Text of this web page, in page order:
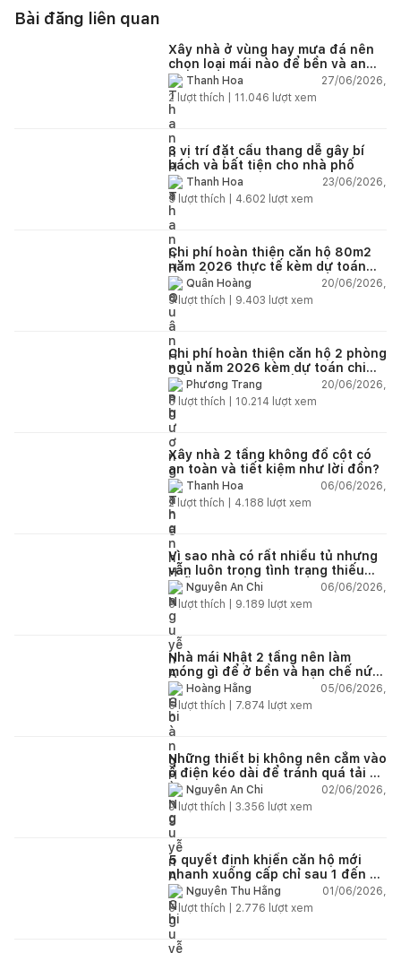
Bài đăng liên quan
Xây nhà ở vùng hay mưa đá nên
chọn loại mái nào để bền và an
toàn?Thanh Hoa
27/06/2026,
2 lượt thích | 11.046 lượt xem
3 vị trí đặt cầu thang dễ gây bí
bách và bất tiện cho nhà phố
Thanh Hoa
23/06/2026,
5 lượt thích | 4.602 lượt xem
Chi phí hoàn thiện căn hộ 80m2
năm 2026 thực tế kèm dự toán
chi tiết từng hạng mục
Quân Hoàng
20/06/2026,
9lượt thích | 9.403 lượt xem
Chi phí hoàn thiện căn hộ 2 phòng
ngủ năm 2026 kèm dự toán chi
tiết và ví dụ thực tế
Phương Trang
20/06/2026,
5 lượt thích | 10.214 lượt xem
Xây nhà 2 tầng không đổ cột có
an toàn và tiết kiệm như lời đồn?
Thanh Hoa
06/06/2026,
2lượt thích | 4.188 lượt xem
Vì sao nhà có rất nhiều tủ nhưng
vẫn luôn trong tình trạng thiếu
chỗ chứa đồ?
Nguyễn An Chi
06/06/2026,
5lượt thích | 9.189 lượt xem
Nhà mái Nhật 2 tầng nên làm
móng gì để ở bền và hạn chế nứt
lún?Hoàng Hằng
05/06/2026,
5lượt thích | 7.874 lượt xem
Những thiết bị không nên cắm vào
ổ điện kéo dài để tránh quá tải và
chập cháy trong nhà
Nguyễn An Chi
02/06/2026,
9lượt thích | 3.356 lượt xem
5 quyết định khiến căn hộ mới
nhanh xuống cấp chỉ sau 1 đến 2
nămNguyễn Thu Hằng
01/06/2026,
5lượt thích | 2.776 lượt xem